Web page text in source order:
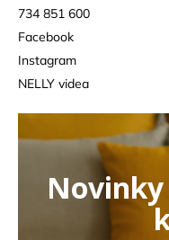
734 851 600
Facebook
Instagram
NELLY videa